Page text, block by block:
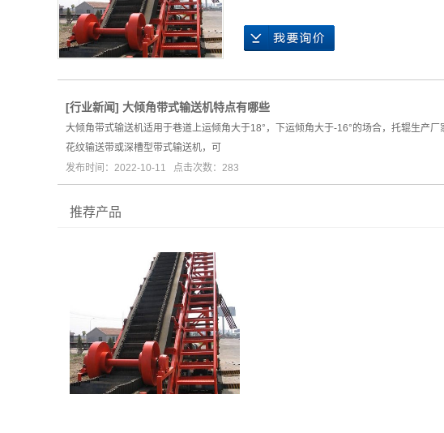
[行业新闻] 大倾角带式输送机特点有哪些
大倾角带式输送机适用于巷道上运倾角大于18°，下运倾角大于-16°的场合，托辊生产
花纹输送带或深槽型带式输送机，可
发布时间：2022-10-11 点击次数：283
推荐产品